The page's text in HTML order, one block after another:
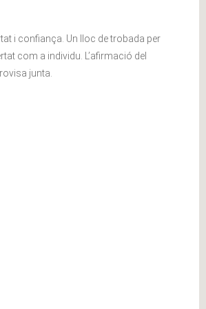
i confiança. Un lloc de trobada per
com a individu. L’afirmació del
junta.